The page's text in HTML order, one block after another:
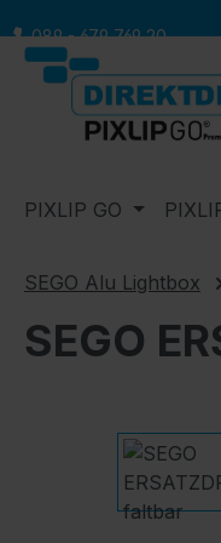
Hauptinhalt springen
Zur Suche springen
Zur
089 - 679 769 20
PIXLIP GO
SEGO Alu Lightbox
SEGO
Bildergalerie